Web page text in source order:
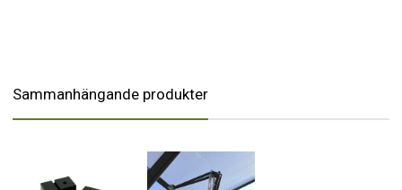
Sammanhängande produkter